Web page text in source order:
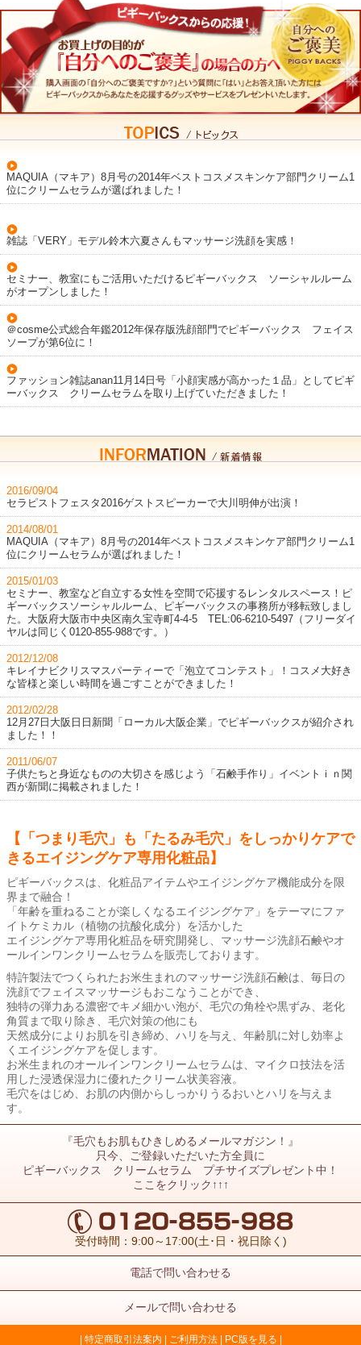
MAQUIA（マキア）8月号の2014年ベストコスメスキンケア部門クリーム1
位にクリームセラムが選ばれました！
雑誌「VERY」モデル鈴木六夏さんもマッサージ洗顔を実感！
セミナー、教室にもご活用いただけるピギーバックス ソーシャルルーム
がオープンしました！
＠cosme公式総合年鑑2012年保存版洗顔部門でピギーバックス フェイス
ソープが第6位に！
ファッション雑誌anan11月14日号「小顔実感が高かった１品」としてピギ
ーバックス クリームセラムを取り上げていただきました！
2016/09/04
セラピストフェスタ2016ゲストスピーカーで大川明伸が出演！
2014/08/01
MAQUIA（マキア）8月号の2014年ベストコスメスキンケア部門クリーム1
位にクリームセラムが選ばれました！
2015/01/03
セミナー、教室など自立する女性を空間で応援するレンタルスペース！ピ
ギーバックスソーシャルルーム、ピギーバックスの事務所が移転致しまし
た。大阪府大阪市中央区南久宝寺町4-4-5 TEL:06-6210-5497（フリーダイ
ヤルは同じく0120-855-988です。）
2012/12/08
キレイナビクリスマスパーティーで「泡立てコンテスト」！コスメ大好き
な皆様と楽しい時間を過ごすことができました！
2012/02/28
12月27日大阪日日新聞「ローカル大阪企業」でピギーバックスが紹介され
ました！！
2011/06/07
子供たちと身近なものの大切さを感じよう「石鹸手作り」イベントｉｎ関
西が新聞に掲載されました！
【「つまり毛穴」も「たるみ毛穴」をしっかりケアで
きるエイジングケア専用化粧品】
ピギーバックスは、化粧品アイテムやエイジングケア機能成分を限
界まで融合！
「年齢を重ねることが楽しくなるエイジングケア」をテーマにファ
イトケミカル（植物の抗酸化成分）を活かした
エイジングケア専用化粧品を研究開発し、マッサージ洗顔石鹸やオ
ールインワンクリームセラムを販売しております。
特許製法でつくられたお米生まれのマッサージ洗顔石鹸は、毎日の
洗顔でフェイスマッサージもおこなうことができ、
独特の弾力ある濃密でキメ細かい泡が、毛穴の角栓や黒ずみ、老化
角質まで取り除き、毛穴対策の他にも
天然成分によりお肌を引き締め、ハリを与え、年齢肌に対し効率よ
くエイジングケアを促します。
お米生まれのオールインワンクリームセラムは、マイクロ技法を活
用した浸透保湿力に優れたクリーム状美容液。
毛穴をはじめ、お肌の内側からしっかりうるおいとハリを与えま
す。
『毛穴もお肌もひきしめるメールマガジン！』
只今、ご登録いただいた方全員に
ピギーバックス クリームセラム プチサイズプレゼント中！
ここをクリック↑↑↑
受付時間：9:00～17:00(土･日・祝日除く)
電話で問い合わせる
メールで問い合わせる
特定商取引法案内 ご利用方法| PC版を見る